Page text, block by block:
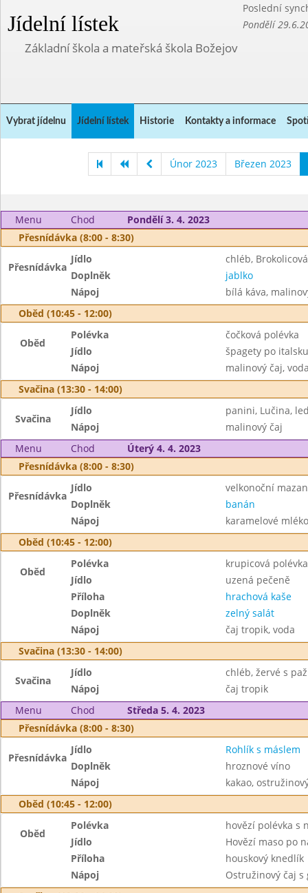
Jídelní lístek
Poslední
Pondělí
Základní škola a mateřská škola Božejov
Vybrat jídelnu Jídelní lístek Historie Kontakty a informace
Únor 2023 Březen 2023
Menu Chod
Pondělí 3. 4. 2023
Přesnídávka (8:00 - 8:30)
Přesnídávka
Jídlo
chléb,
Doplněk
jablko
Nápoj
bílá káva,
Oběd (10:45 - 12:00)
Oběd
Polévka
čočková polévka
Jídlo
špagety po
Nápoj
malinový čaj,
Svačina (13:30 - 14:00)
Svačina
Jídlo
panini, Lučina,
Nápoj
malinový čaj
Menu
Chod
Úterý 4. 4. 2023
Přesnídávka (8:00 - 8:30)
Přesnídávka
Jídlo
velkonoční
Doplněk
banán
Nápoj
karamelové
Oběd (10:45 - 12:00)
Oběd
Polévka
krupicová
Jídlo
uzená pečeně
Příloha
hrachová kaše
Doplněk
zelný salát
Nápoj
čaj tropik, voda
Svačina (13:30 - 14:00)
Svačina
Jídlo
chléb, žervé s
Nápoj
čaj tropik
Menu
Chod
Středa 5. 4. 2023
Přesnídávka (8:00 - 8:30)
Přesnídávka
Jídlo
Rohlík s máslem
Doplněk
hroznové víno
Nápoj
kakao,
Oběd (10:45 - 12:00)
Oběd
Polévka
hovězí polévka s
Jídlo
Hovězí maso po
Příloha
houskový knedlík
Nápoj
Ostružinový čaj s